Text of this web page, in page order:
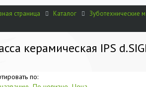
страница Каталог Зуботехнические
керамическая IPS
по: